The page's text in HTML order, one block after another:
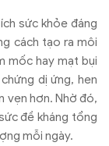
sức khỏe đáng
cách tạo ra môi
mốc hay mạt bụi
dị ứng, hen
vẹn hơn. Nhờ đó,
đề kháng tổng
mỗi ngày.